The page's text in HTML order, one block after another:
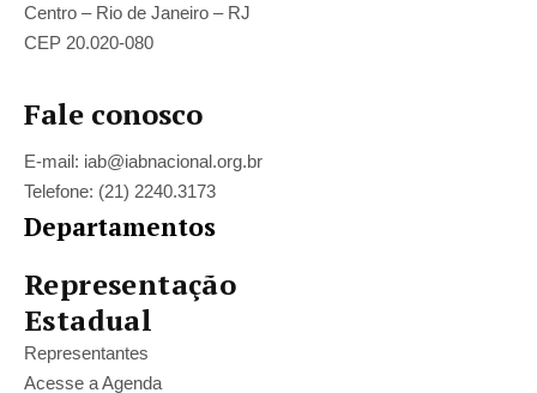
Centro – Rio de Janeiro – RJ
CEP 20.020-080
Fale conosco
E-mail: iab@iabnacional.org.br
Telefone: (21) 2240.3173
Departamentos
Representação
Estadual
Representantes
Acesse a Agenda